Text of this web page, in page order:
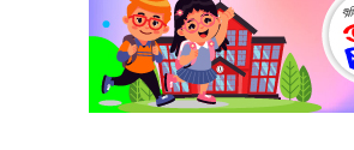
Contact Us